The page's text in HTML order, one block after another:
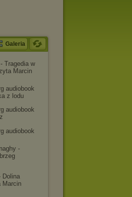
Galeria
Tragedia w
Marcin
audiobook
z lodu
audiobook
audiobook
-
Dolina
Marcin